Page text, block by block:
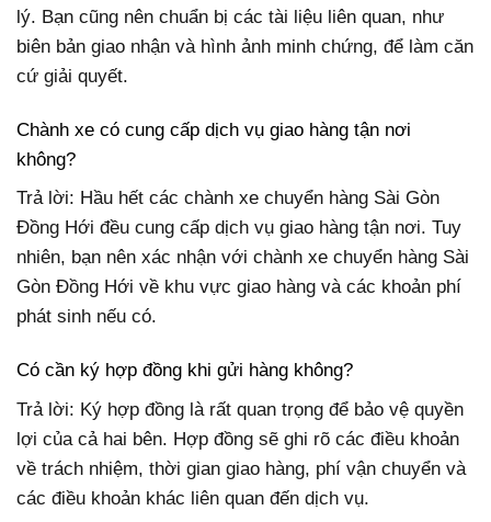
lý. Bạn cũng nên chuẩn bị các tài liệu liên quan, như
biên bản giao nhận và hình ảnh minh chứng, để làm căn
cứ giải quyết.
Chành xe có cung cấp dịch vụ giao hàng tận nơi
không?
Trả lời: Hầu hết các chành xe chuyển hàng Sài Gòn
Đồng Hới đều cung cấp dịch vụ giao hàng tận nơi. Tuy
nhiên, bạn nên xác nhận với chành xe chuyển hàng Sài
Gòn Đồng Hới về khu vực giao hàng và các khoản phí
phát sinh nếu có.
Có cần ký hợp đồng khi gửi hàng không?
Trả lời: Ký hợp đồng là rất quan trọng để bảo vệ quyền
lợi của cả hai bên. Hợp đồng sẽ ghi rõ các điều khoản
về trách nhiệm, thời gian giao hàng, phí vận chuyển và
các điều khoản khác liên quan đến dịch vụ.